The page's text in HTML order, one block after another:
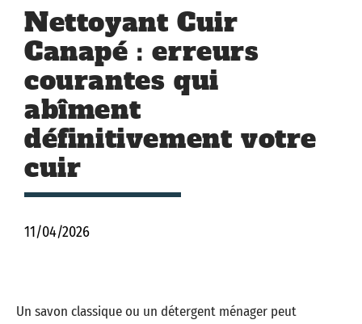
Nettoyant Cuir
Canapé : erreurs
courantes qui
abîment
définitivement votre
cuir
11/04/2026
Un savon classique ou un détergent ménager peut